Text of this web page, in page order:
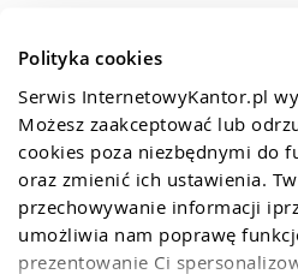
Polityka cookies
Serwis InternetowyKantor.pl
Możesz zaakceptować lub
cookies poza niezbędnymi do
oraz zmienić ich ustawienia.
przechowywanie informacji
umożliwia nam poprawę
prezentowanie Ci